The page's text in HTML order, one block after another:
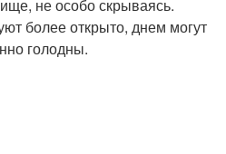
не особо скрываясь.
более открыто, днем могут
голодны.